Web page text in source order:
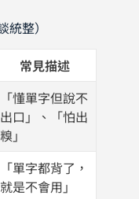
統整）
常見描述
「懂單字但說不
出口」、「怕出
糗」
「單字都背了，
就是不會用」